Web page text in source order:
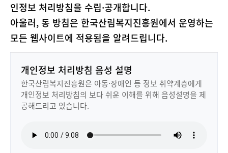
인정보 처리방침을 수립·공개합니다.
아울러, 동 방침은 한국산림복지진흥원에서 운영하는
모든 웹사이트에 적용됨을 알려드립니다.
개인정보 처리방침 음성 설명
한국산림복지진흥원은 아동·장애인 등 정보 취약계층에게
개인정보 처리방침의 보다 쉬운 이해를 위해 음성설명을 제
공해드리고 있습니다.